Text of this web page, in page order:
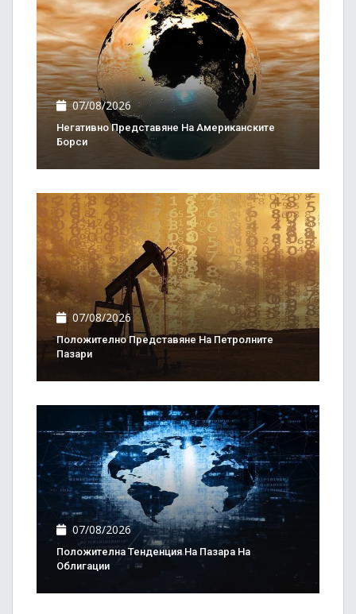
07/08/2026
Негативно Представяне На Американските
Борси
07/08/2026
Положително Представяне На Петролните
Пазари
07/08/2026
Положителна Тенденция На Пазара На
Облигации